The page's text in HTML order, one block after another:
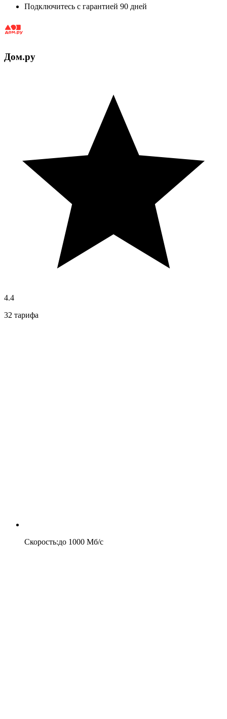
Подключитесь с гарантией 90 дней
Дом.ру
4.4
32 тарифа
Скорость:до 1000 Мб/c